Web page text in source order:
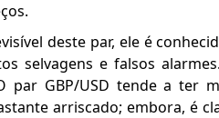
deste par, ele é
selvagens e falsos
par GBP/USD tende a ter
arriscado; embora, é